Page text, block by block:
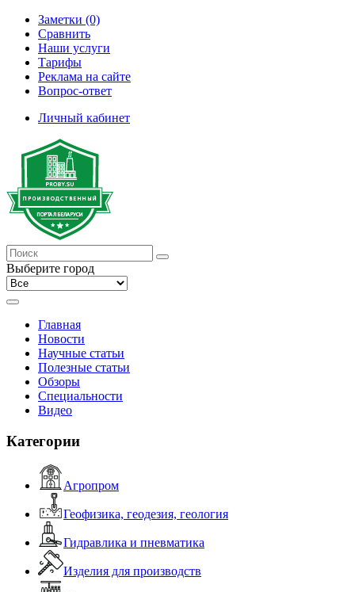
Заметки (0)
Сравнить
Наши услуги
Тарифы
Реклама на сайте
Вопрос-ответ
Личный кабинет
Выберите город
Главная
Новости
Научные статьи
Полезные статьи
Обзоры
Специальности
Видео
Категории
Агропром
Геофизика, геодезия, геология
Гидравлика и пневматика
Изделия для производств